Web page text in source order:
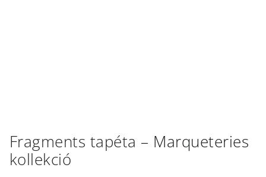
Fragments tapéta – Marqueteries
kollekció